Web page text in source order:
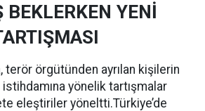
BEKLERKEN YENİ
terör örgütünden ayrılan kişilerin
yönelik tartışmalar
eleştiriler yöneltti.Türkiye’de